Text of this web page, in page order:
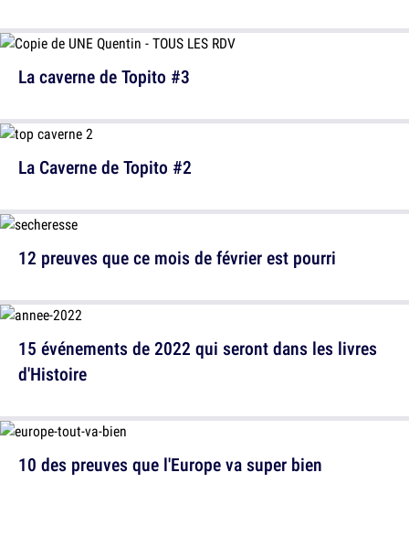
La caverne de Topito #3
12 preuves que ce mois de février est pourri
10 des preuves que l'Europe va super bien
La Caverne de Topito #2
15 événements de 2022 qui seront dans les livres
d'Histoire